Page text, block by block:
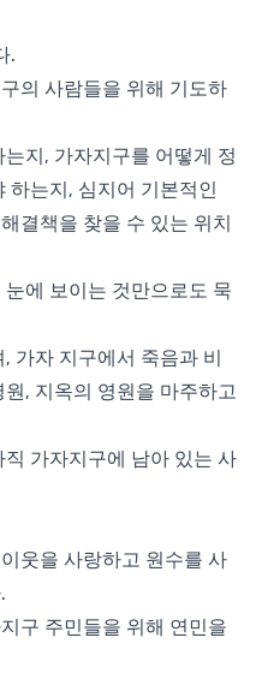
.
의 사람들을 위해 기도하
지, 가자지구를 어떻게 정
하는지, 심지어 기본적인
결책을 찾을 수 있는 위치
에 보이는 것만으로도 묵
가자 지구에서 죽음과 비
, 지옥의 영원을 마주하고
가자지구에 남아 있는 사
웃을 사랑하고 원수를 사
구 주민들을 위해 연민을